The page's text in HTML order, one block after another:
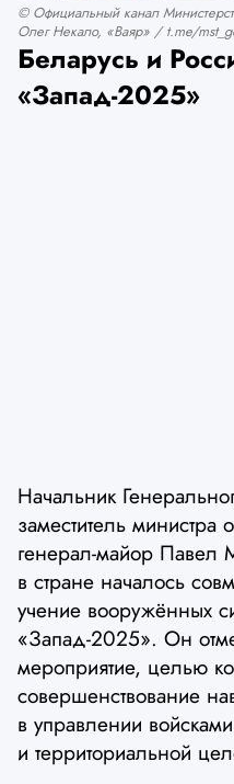
© Официальный канал
Олег Некало, «Ваяр» / t.me/
Беларусь и
«Запад-2025»
Начальник
заместитель
генерал-майор Павел
в стране началось
учение вооружённых
«Запад-2025». Он
мероприятие, целью
совершенствование
в управлении
и территориальной